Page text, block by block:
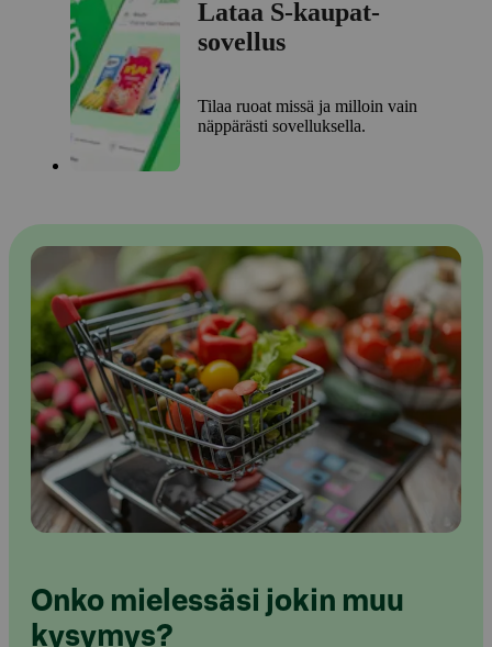
Lataa S-kaupat-
sovellus
Tilaa ruoat missä ja milloin vain
näppärästi sovelluksella.
Onko mielessäsi jokin muu
kysymys?